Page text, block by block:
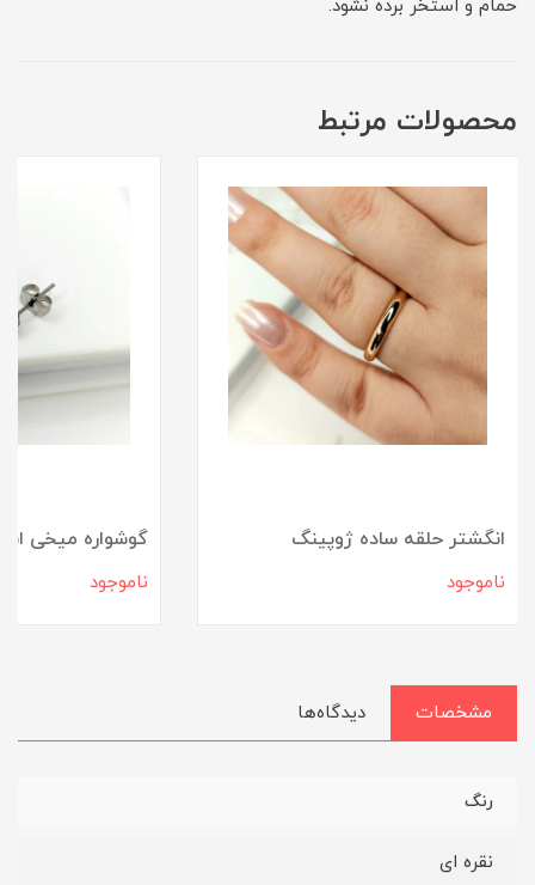
حمام و استخر برده نشود.
محصولات مرتبط
انگشتر حلقه ساده ژوپینگ
ناموجود
گوشواره میخی
ناموجود
مشخصات دیدگاه‌ها
رنگ
نقره ای